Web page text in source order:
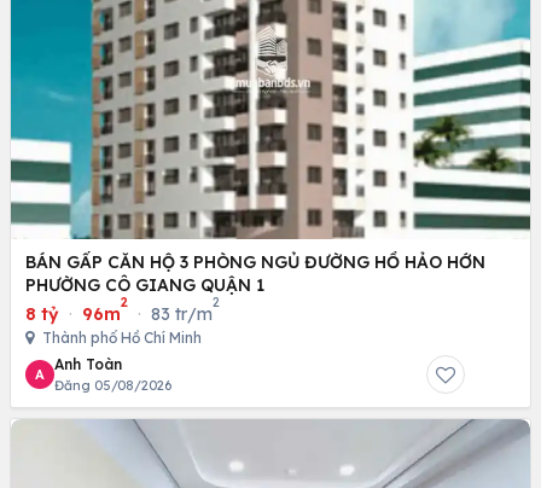
BÁN GẤP CĂN HỘ 3 PHÒNG NGỦ ĐƯỜNG HỒ HẢO HỚN
PHƯỜNG CÔ GIANG QUẬN 1
8 tỷ · 96m
2
· 83 tr/m
2
Thành phố Hồ Chí Minh
A
Anh Toàn
Đăng 05/08/2026